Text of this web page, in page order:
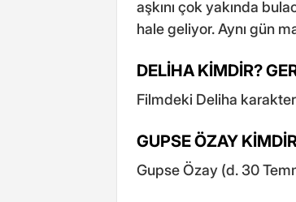
aşkını çok yakında
hale geliyor. Aynı gün
DELİHA KİMDİR?
Filmdeki Deliha
GUPSE ÖZAY
Gupse Özay (d. 30